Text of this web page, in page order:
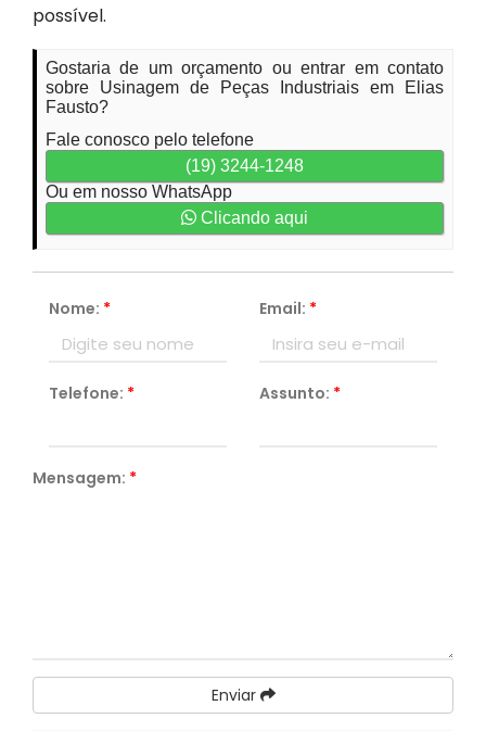
possível.
Gostaria de um orçamento ou entrar em contato
sobre Usinagem de Peças Industriais em Elias
Fausto?
Fale conosco pelo telefone
(19) 3244-1248
Ou em nosso WhatsApp
Clicando aqui
Nome: * Email: *
Telefone: * Assunto: *
Mensagem: *
Enviar